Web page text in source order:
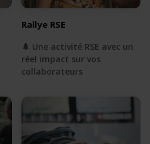
Rallye RSE
🌲 Une activité RSE avec un
réel impact sur vos
collaborateurs